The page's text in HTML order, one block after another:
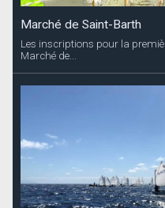
Marché de Saint-Barth
Les inscriptions pour la
Marché de...